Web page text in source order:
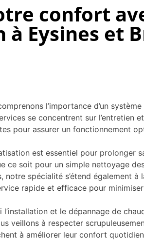
confort
Eysines et
l’importance d’un
se concentrent sur
pour assurer un fonctionnement
est essentiel pour
ce soit pour un simple nettoyage
notre spécialité s’étend également
rapide et efficace pour
et le dépannage de
veillons à respecter
à améliorer leur confort